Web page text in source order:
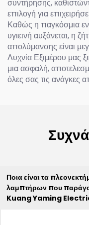
συντήρησης,
επιλογή για
Καθώς η παγκόσμια
υγιεινή αυξάνεται, η
απολύμανσης είναι
Λυχνία Εξιμέρου μας
μια ασφαλή,
όλες σας τις ανάγκες
Ποια είναι τα
λαμπτήρων που
Kuang Yaming